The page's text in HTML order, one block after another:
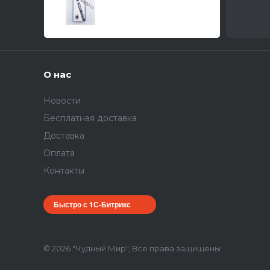
О нас
Новости
Бесплатная доставка
Доставка
Оплата
Контакты
Быстро с 1С-Битрикс
© 2026 "Чудный Мир", Все права защищены